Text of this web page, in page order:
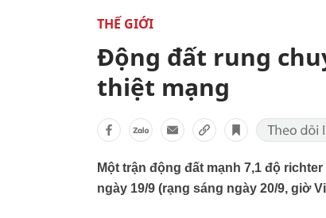
THẾ GIỚI
Động đất rung
thiệt mạng
Một trận động đất mạnh 7,1 độ
ngày 19/9 (rạng sáng ngày 20/9, giờ